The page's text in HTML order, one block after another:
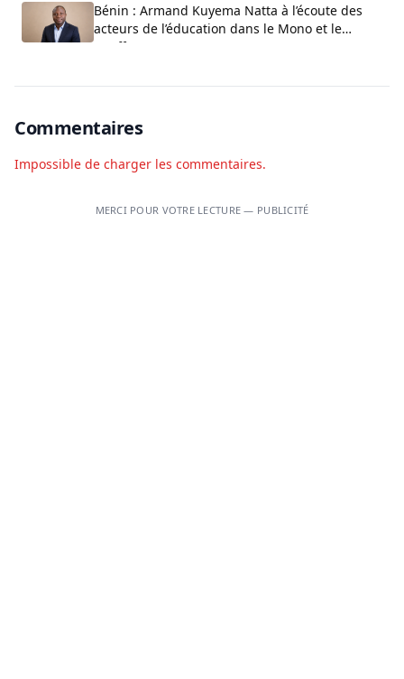
Bénin : Armand Kuyema Natta à l’écoute des
acteurs de l’éducation dans le Mono et le
Couffo
Commentaires
Impossible de charger les commentaires.
MERCI POUR VOTRE LECTURE — PUBLICITÉ